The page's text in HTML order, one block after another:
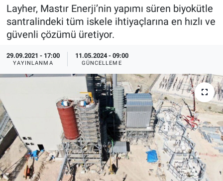
Layher, Mastır Enerji’nin yapımı süren biyokütle
santralindeki tüm iskele ihtiyaçlarına en hızlı ve
güvenli çözümü üretiyor.
29.09.2021 - 17:00
YAYINLANMA
11.05.2024 - 09:00
GÜNCELLEME
EndüstriST
Enerjisini Üreten Fabrikalar
Endüstri 4.0 Uygulamaları
Ağır Sanayi Çözümleri